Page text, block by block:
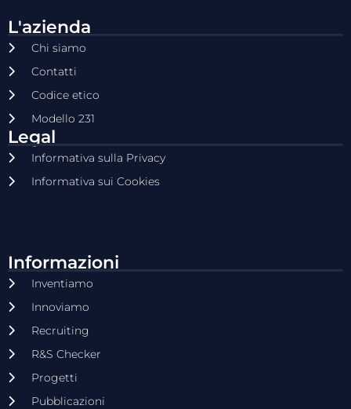
L'azienda
Chi siamo
Contatti
Codice etico
Modello 231
Legal
Informativa sulla Privacy
Informativa sui Cookies
Informazioni
Inventiamo
Innoviamo
Recruiting
R&S Checker
Progetti
Pubblicazioni